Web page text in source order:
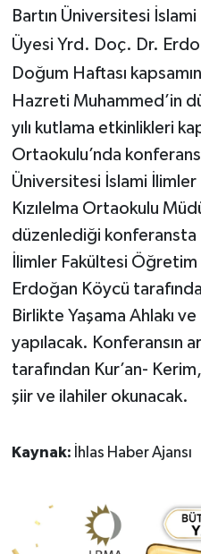
Bartın Üniversitesi
Üyesi Yrd. Doç. Dr.
Doğum Haftası
Hazreti Muhammed’in
yılı kutlama etkinlikleri
Ortaokulu’nda
Üniversitesi İslami İlimler
Kızılelma Ortaokulu
düzenlediği konferansta
İlimler Fakültesi
Erdoğan Köycü
Birlikte Yaşama Ahlakı
yapılacak. Konferansın
tarafından Kur’an-
şiir ve ilahiler okunacak.
Kaynak: İhlas Haber Ajansı
Yerel Yönetimler
DÜNYA
YEREL